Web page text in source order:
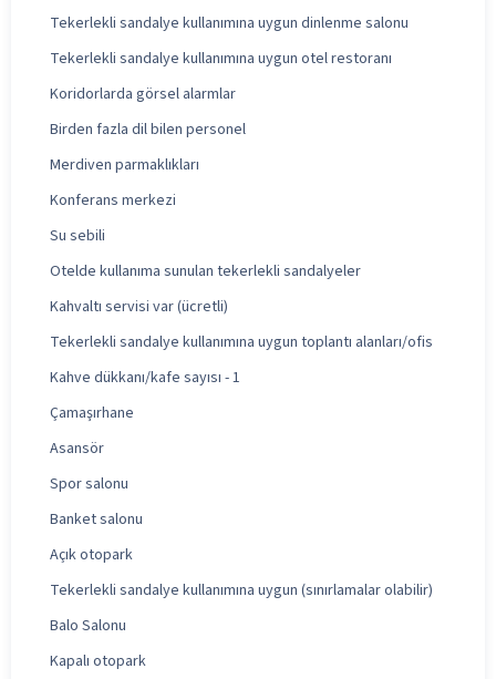
Tekerlekli sandalye kullanımına uygun dinlenme salonu
Tekerlekli sandalye kullanımına uygun otel restoranı
Koridorlarda görsel alarmlar
Birden fazla dil bilen personel
Merdiven parmaklıkları
Konferans merkezi
Su sebili
Otelde kullanıma sunulan tekerlekli sandalyeler
Kahvaltı servisi var (ücretli)
Tekerlekli sandalye kullanımına uygun toplantı alanları/ofis
Kahve dükkanı/kafe sayısı - 1
Çamaşırhane
Asansör
Spor salonu
Banket salonu
Açık otopark
Tekerlekli sandalye kullanımına uygun (sınırlamalar olabilir)
Balo Salonu
Kapalı otopark